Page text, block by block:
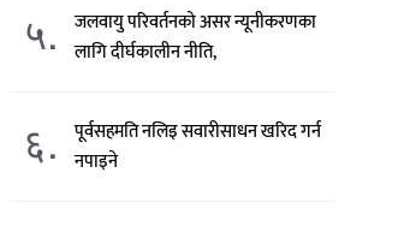
५.
जलवायु परिवर्तनको असर न्यूनीकरणका
लागि दीर्घकालीन नीति,
६.
पूर्वसहमति नलिइ सवारीसाधन खरिद गर्न
नपाइने